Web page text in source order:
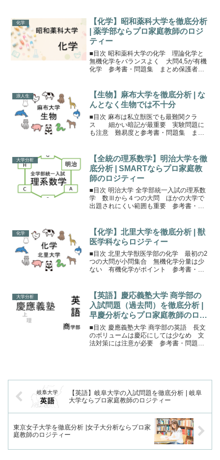
選択が受験を有利にする明治大学の全学
部統一入...
化学
【化学】昭和薬科大学を徹底分析
| 薬学部ならプロ家庭教師のロジ
ティー
■目次 昭和薬科大学の化学 理論化学と
無機化学をバランスよく 大問4,5が有機
化学 参考書・問題集 まとめ保護者の
須。薬学部では化学は最重要科目。大学
入学後も最重要...
浪人生
【生物】麻布大学を徹底分析 | な
んとなく生物では不十分
■目次 麻布は私立獣医でも最難関クラ
ス 細かい暗記が最重要 実験問題に
も注意 難易度と参考書・問題集 まと
や数学と同様に、全編で選択式となって
います。理科は他の私立...
大学分析
【全統の理系数学】明治大学を徹
底分析 | SMARTならプロ家庭教
師のロジティー
■目次 明治大学 全学部統一入試の理系数
学 数Ⅲから４つの大問 ほかの大学で
出題されにくい範囲も重要 参考書・問
重要な入試である一般選抜は、全学部統
一入学試験学部別入...
化学
【化学】北里大学を徹底分析 | 獣
医学科ならロジティー
■目次 北里大学獣医学部の化学 最初の2
つの大問が小問集合 無機化学分量は少
ない 有機化学がポイント 参考書・問
物、物理から1科目選択します。配点は他
の2科目と同様の1...
大学分析
【英語】慶応義塾大学 商学部の
入試問題（過去問）を徹底分析 |
早慶分析ならプロ家庭教師のロジ
ティー
■目次 慶應義塾大学 商学部の英語 長文
のボリュームは慶応にしては少なめ 文
法対策には注意が必要 参考書・問題
【英語】岐阜大学の入試問題を徹底分析 | 岐阜
大学ならプロ家庭教師のロジティー
東京女子大学を徹底分析 |女子大分析ならプロ家
庭教師のロジティー